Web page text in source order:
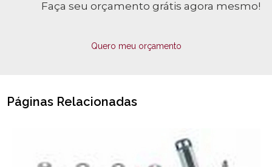
Faça seu orçamento grátis agora mesmo!
Quero meu orçamento
Páginas Relacionadas